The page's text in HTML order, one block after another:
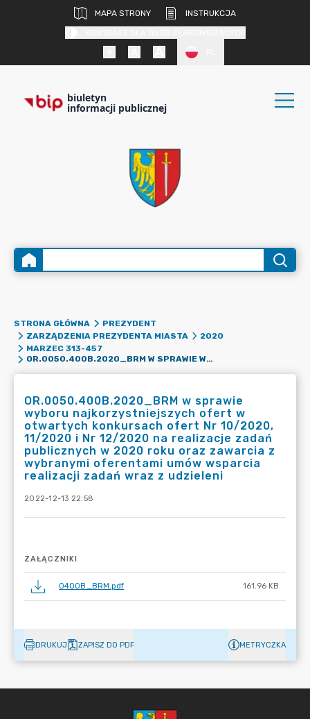
MAPA STRONY
INSTRUKCJA
biuletyn
informacji publicznej
STRONA GŁÓWNA
PREZYDENT
ZARZĄDZENIA PREZYDENTA MIASTA
2020
MARZEC 313-457
OR.0050.400B.2020_BRM W SPRAWIE WYBORU NAJKORZYSTNIEJSZYCH OFERT W OTWARTYCH KONKURSACH OFERT NR 10/2020, 11/2020 I NR 12/2020 NA REALIZACJE ZADAŃ PUBLICZNYCH W 2020 ROKU ORAZ ZAWARCIA Z WYBRANYMI OFERENTAMI UMÓW WSPARCIA REALIZACJI ZADAŃ WRAZ Z UDZIELENI
OR.0050.400B.2020_BRM w sprawie
wyboru najkorzystniejszych ofert w
otwartych konkursach ofert Nr 10/2020,
11/2020 i Nr 12/2020 na realizacje zadań
publicznych w 2020 roku oraz zawarcia z
wybranymi oferentami umów wsparcia
realizacji zadań wraz z udzieleni
2022-12-13 22:58
ZAŁĄCZNIKI
0400B_BRM.pdf 161.96 KB
DRUKUJ ZAPISZ DO PDF METRYCZKA